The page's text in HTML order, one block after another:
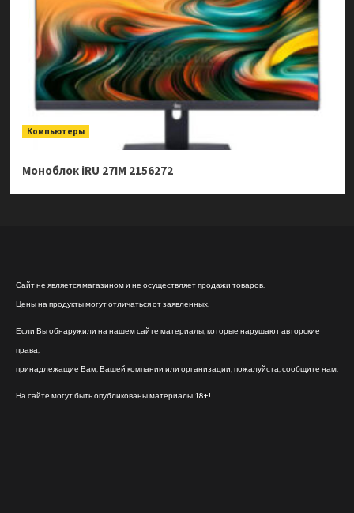
Компьютеры
Моноблок iRU 27IM 2156272
Сайт не является магазином и не осуществляет продажи товаров.
Цены на продукты могут отличаться от заявленных.
Если Вы обнаружили на нашем сайте материалы, которые нарушают авторские
права,
принадлежащие Вам, Вашей компании или организации, пожалуйста, сообщите нам.
На сайте могут быть опубликованы материалы 18+!